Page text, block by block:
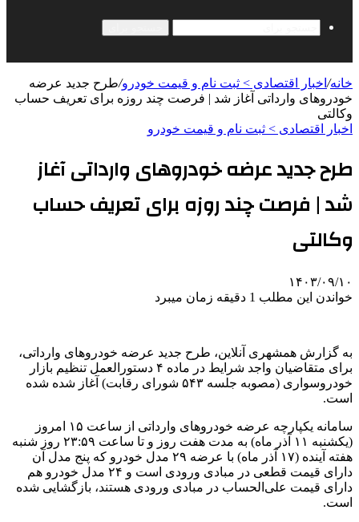
خانه/ اخبار اقتصادی > ثبت نام و قیمت خودرو/طرح جدید عرضه
خودروهای وارداتی آغاز شد | فرصت چند روزه برای تعریف حساب
وکالتی
اخبار اقتصادی > ثبت نام و قیمت خودرو
طرح جدید عرضه خودروهای وارداتی آغاز
شد | فرصت چند روزه برای تعریف حساب
وکالتی
۱۴۰۳/۰۹/۱۰
خواندن این مطلب 1 دقیقه زمان میبرد
به گزارش همشهری آنلاین، طرح جدید عرضه خودروهای وارداتی،
برای متقاضیان واجد شرایط در ماده ۴ دستورالعمل تنظیم بازار
خودروسواری (مصوبه جلسه ۵۴۳ شورای رقابت) آغاز شده شده
است.
سامانه یکپارچه عرضه خودروهای وارداتی از ساعت ۱۵ امروز
(یکشنبه ١١ آذر ماه) به مدت هفت روز و تا ساعت ۲۳:۵۹ روز شنبه
هفته آینده (١٧ آذر ماه) با عرضه ٢٩ مدل خودرو که پنج مدل آن
دارای قیمت قطعی در مبادی ورودی است و ٢۴ مدل خودرو هم
دارای قیمت علی‌الحساب در مبادی ورودی هستند، بازگشایی شده
است.